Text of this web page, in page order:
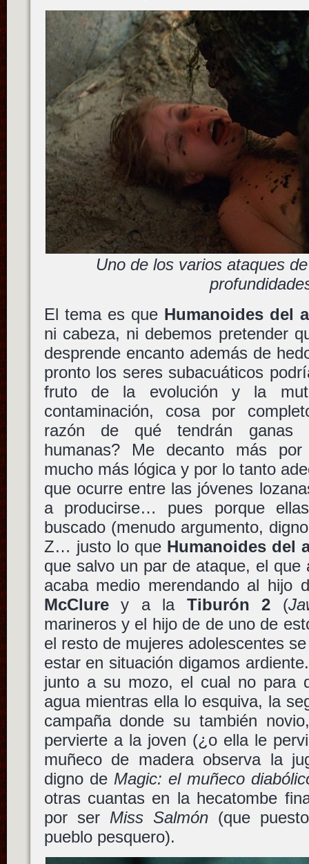
Uno de los varios ataques
El tema es que Humanoides del
ni cabeza, ni debemos pretender
desprende encanto además de
pronto los seres subacuáticos
fruto de la evolución y la
contaminación, cosa por
razón de qué tendrán ganas
humanas? Me decanto más
mucho más lógica y por lo tanto
que ocurre entre las jóvenes
a producirse… pues porque
buscado (menudo argumento,
Z… justo lo que Humanoides del
que salvo un par de ataque, el
acaba medio merendando al hijo
McClurey a la Tiburón 2 (
marineros y el hijo de de uno de
el resto de mujeres adolescentes
estar en situación digamos
junto a su mozo, el cual no para
agua mientras ella lo esquiva, la
campaña donde su también
pervierte a la joven (¿o ella le
muñeco de madera observa la
digno de Magic: el muñeco
otras cuantas en la hecatombe
por ser Miss Salmón(que
pueblo pesquero).